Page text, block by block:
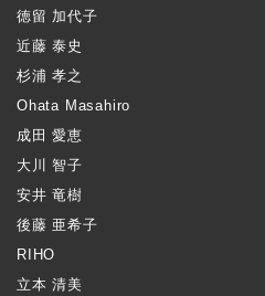
徳留 加代子
近藤 泰史
杉浦 孝之
Ohata Masahiro
成田 愛恵
大川 智子
安井 竜樹
後藤 亜希子
RIHO
立本 清美